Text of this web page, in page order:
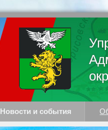
Новости и события